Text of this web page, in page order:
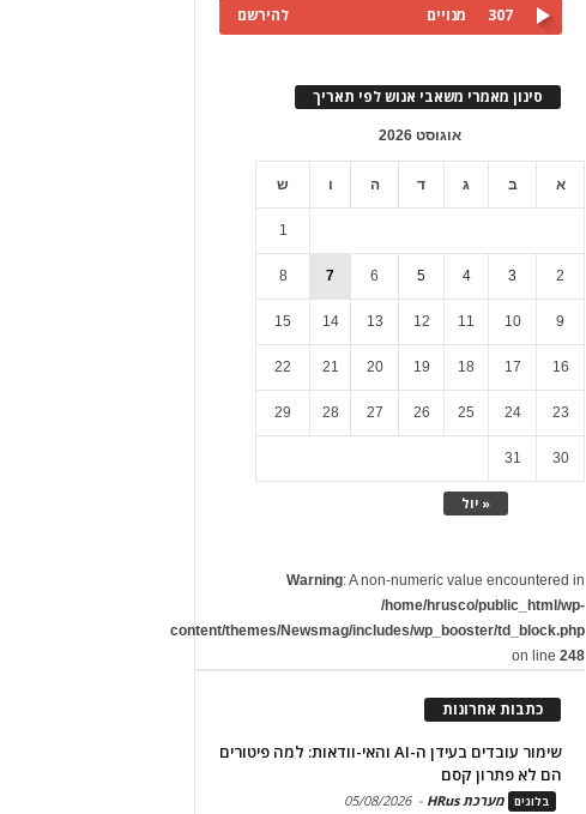
307 מנויים להירשם
סינון מאמרי משאבי אנוש לפי תאריך
אוגוסט 2026
א ב ג ד ה ו ש
« יול
1
2
3
4
5
6
7
8
9
10
11
12
13
14
15
16
17
18
19
20
21
22
23
24
25
26
27
28
29
30
31
Warning: A non-numeric value encountered in
/home/hrusco/public_html/wp-
content/themes/Newsmag/includes/wp_booster/td_block.php
on line248
כתבות אחרונות
שימור עובדים בעידן ה-AI והאי-וודאות: למה פיטורים
הם לא פתרון קסם
בלוגים מערכת HRus -
05/08/2026